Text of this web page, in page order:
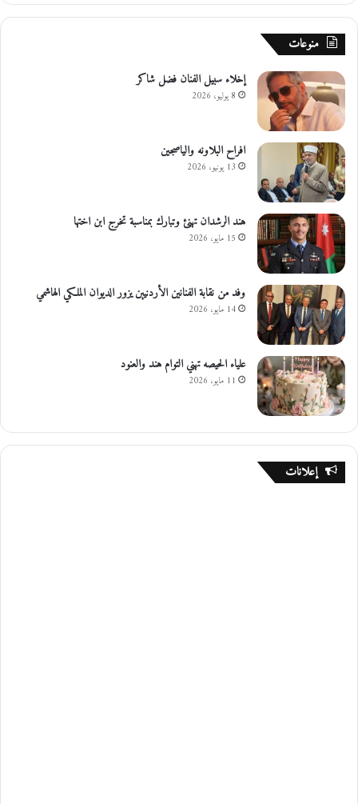
منوعات
إخلاء سبيل الفنان فضل شاكر
8 يوليو، 2026
افراح البلاونه والياصجين
13 يونيو، 2026
هند الرشدان تهنئ وتبارك بمناسبة تخرج ابن اختها
15 مايو، 2026
وفد من نقابة الفنانين الأردنيين يزور الديوان الملكي الهاشمي
14 مايو، 2026
علياء الحيصه تهني التوام هند والعنود
11 مايو، 2026
إعلانات